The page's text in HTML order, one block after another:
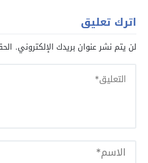
اترك تعليق
لن يتم نشر عنوان بريدك الإلكتروني.